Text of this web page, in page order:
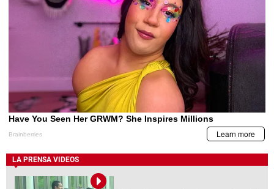
LA PRENSA VIDEOS